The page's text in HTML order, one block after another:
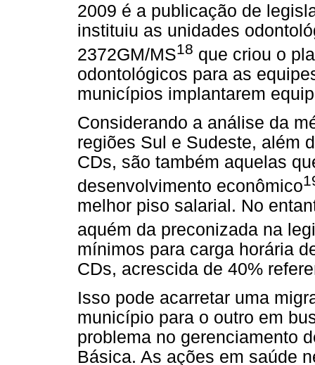
2009 é a publicação de
instituiu as unidades
2372GM/MS18 que criou o
odontológicos para as
municípios implantarem
Considerando a análise da
regiões Sul e Sudeste, além
CDs, são também aquelas
desenvolvimento econômico
melhor piso salarial. No
aquém da preconizada na
mínimos para carga horária
CDs, acrescida de 40%
Isso pode acarretar uma
município para o outro em
problema no gerenciamento
Básica. As ações em saúde